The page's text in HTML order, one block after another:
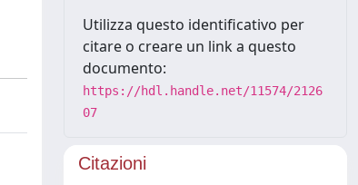
Utilizza questo identificativo per
citare o creare un link a questo
documento:
https://hdl.handle.net/11574/2126
07
Citazioni